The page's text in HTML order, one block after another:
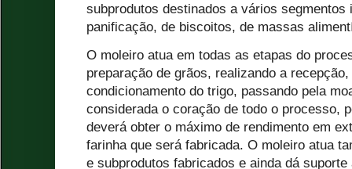
subprodutos destinados a vários
panificação, de biscoitos, de massas
O moleiro atua em todas as etapas do
preparação de grãos, realizando a
condicionamento do trigo, passando pela
considerada o coração de todo o processo,
deverá obter o máximo de rendimento em
farinha que será fabricada. O moleiro atua
e subprodutos fabricados e ainda dá